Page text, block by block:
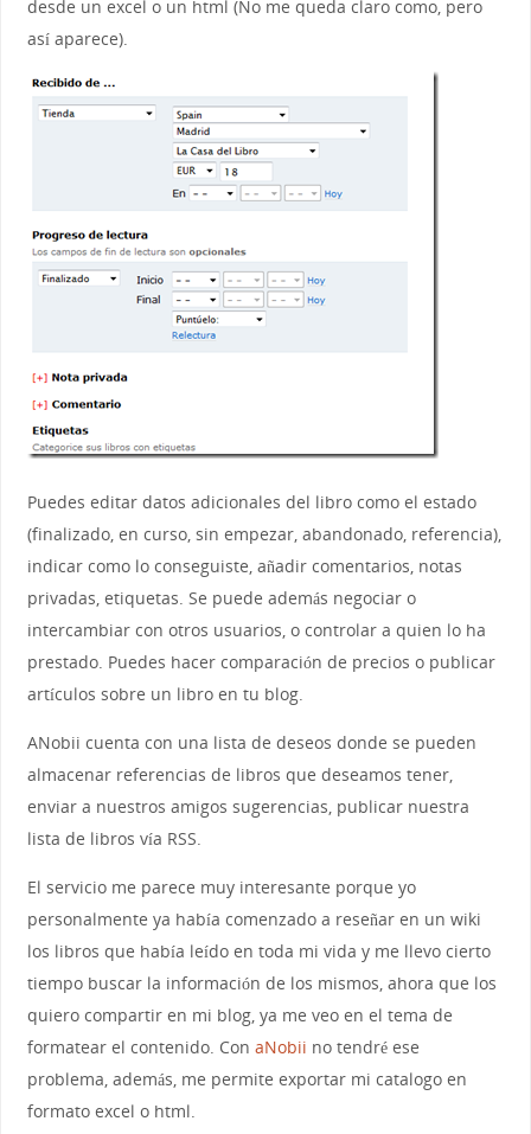
desde un excel o un html (No me queda claro como, pero
así aparece).
Puedes editar datos adicionales del libro como el estado
(finalizado, en curso, sin empezar, abandonado, referencia),
indicar como lo conseguiste, añadir comentarios, notas
privadas, etiquetas. Se puede además negociar o
intercambiar con otros usuarios, o controlar a quien lo ha
prestado. Puedes hacer comparación de precios o publicar
artículos sobre un libro en tu blog.
ANobii cuenta con una lista de deseos donde se pueden
almacenar referencias de libros que deseamos tener,
enviar a nuestros amigos sugerencias, publicar nuestra
lista de libros vía RSS.
El servicio me parece muy interesante porque yo
personalmente ya había comenzado a reseñar en un wiki
los libros que había leído en toda mi vida y me llevo cierto
tiempo buscar la información de los mismos, ahora que los
quiero compartir en mi blog, ya me veo en el tema de
formatear el contenido. Con aNobii no tendré ese
problema, además, me permite exportar mi catalogo en
formato excel o html.